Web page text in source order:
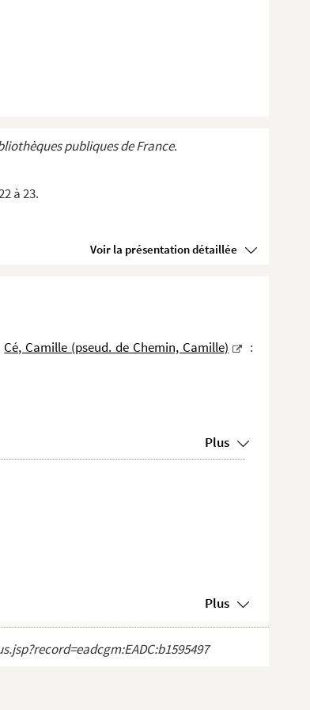
publiques de France.
à 23.
Voir la présentation détaillée
Cé, Camille (pseud. de Chemin, Camille)
:
Plus
Plus